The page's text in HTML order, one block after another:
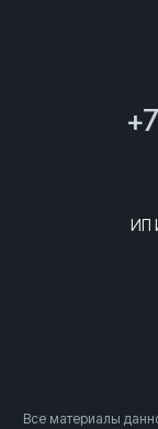
ИП
Все материалы